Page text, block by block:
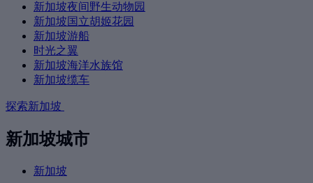
新加坡夜间野生动物园
新加坡国立胡姬花园
新加坡游船
时光之翼
新加坡海洋水族馆
新加坡缆车
探索新加坡
新加坡城市
新加坡